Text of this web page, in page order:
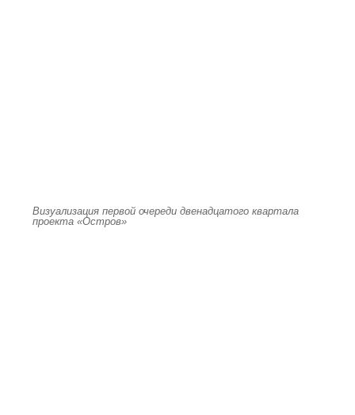
Визуализация первой очереди двенадцатого квартала
проекта «Остров»